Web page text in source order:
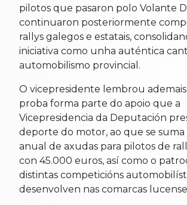
pilotos que pasaron polo Volante
continuaron posteriormente
rallys galegos e estatais,
iniciativa como unha auténtica
automobilismo provincial.
O vicepresidente lembrou
proba forma parte do apoio que a
Vicepresidencia da Deputación
deporte do motor, ao que se
anual de axudas para pilotos de
con 45.000 euros, así como o
distintas competicións
desenvolven nas comarcas